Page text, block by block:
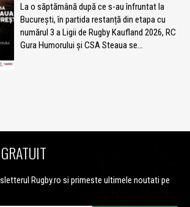
La o săptămână după ce s-au înfruntat la
București, în partida restanță din etapa cu
numărul 3 a Ligii de Rugby Kaufland 2026, RC
Gura Humorului și CSA Steaua se...
Rugby.ro si primeste ultimele noutati pe